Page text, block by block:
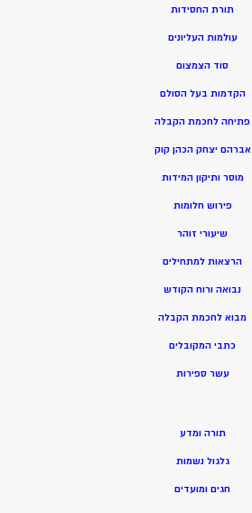
תורת החסידות
עולמות העליונים
סוד הצמצום
הקדמות בעל הסולם
פתיחה לחכמת הקבלה
אברהם יצחק הכהן קוק
מוסר ותיקון המידות
פירוש חלומות
שיעורי זוהר
הרצאות למתחילים
נבואה ורוח הקודש
מבוא לחכמת הקבלה
כתבי המקובלים
עשר ספירות
תורה ומדע
גלגול נשמות
חגים ומועדים